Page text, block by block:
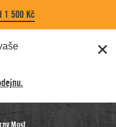
1 500 Kč
Most